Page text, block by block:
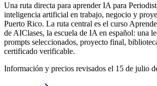
Una ruta directa para aprenderIA para
inteligencia artificial en trabajo, negocio y
Puerto Rico. La ruta central es el curso
de AIClases, la escuela de IA en español: una
prompts seleccionados, proyecto final,
certificado verificable.
Información y precios revisados el 15 de julio